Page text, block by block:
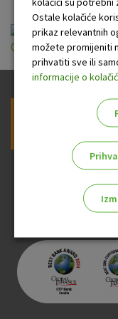
Prijava na
Ostale kolačiće
prikaz relevantnih
možete promijeniti
prihvatiti sve ili
informacije o